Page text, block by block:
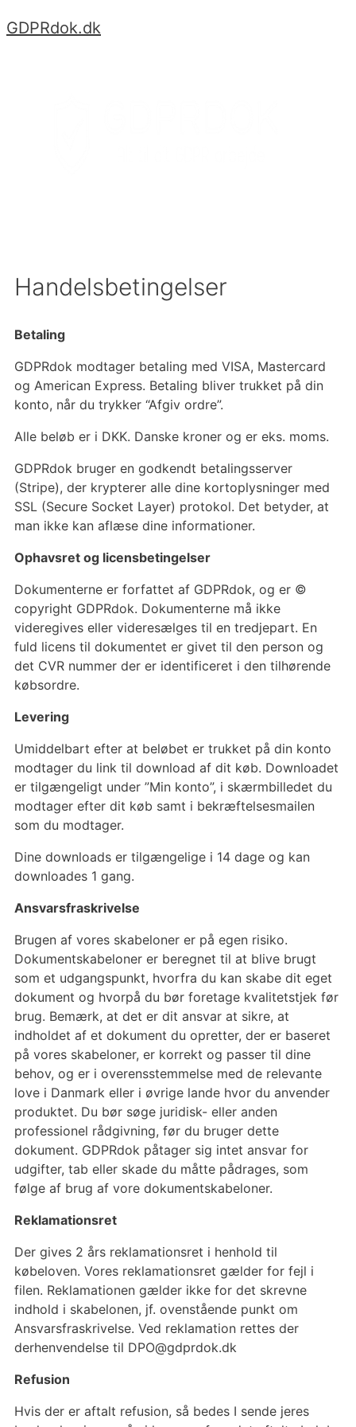
Hop
GDPRdok.dk
Handelsbetingelser
Betaling
GDPRdok modtager betaling med VISA, Mastercard
og American Express. Betaling bliver trukket på din
konto, når du trykker “Afgiv ordre”.
Alle beløb er i DKK. Danske kroner og er eks. moms.
GDPRdok bruger en godkendt betalingsserver
(Stripe), der krypterer alle dine kortoplysninger med
SSL (Secure Socket Layer) protokol. Det betyder, at
man ikke kan aflæse dine informationer.
Ophavsret og licensbetingelser
Dokumenterne er forfattet af GDPRdok, og er ©
copyright GDPRdok. Dokumenterne må ikke
videregives eller videresælges til en tredjepart. En
fuld licens til dokumentet er givet til den person og
det CVR nummer der er identificeret i den tilhørende
købsordre.
Levering
Umiddelbart efter at beløbet er trukket på din konto
modtager du link til download af dit køb. Downloadet
er tilgængeligt under ”Min konto”, i skærmbilledet du
modtager efter dit køb samt i bekræftelsesmailen
som du modtager.
Dine downloads er tilgængelige i 14 dage og kan
downloades 1 gang.
Ansvarsfraskrivelse
Brugen af vores skabeloner er på egen risiko.
Dokumentskabeloner er beregnet til at blive brugt
som et udgangspunkt, hvorfra du kan skabe dit eget
dokument og hvorpå du bør foretage kvalitetstjek før
brug. Bemærk, at det er dit ansvar at sikre, at
indholdet af et dokument du opretter, der er baseret
på vores skabeloner, er korrekt og passer til dine
behov, og er i overensstemmelse med de relevante
love i Danmark eller i øvrige lande hvor du anvender
produktet. Du bør søge juridisk- eller anden
professionel rådgivning, før du bruger dette
dokument. GDPRdok påtager sig intet ansvar for
udgifter, tab eller skade du måtte pådrages, som
følge af brug af vore dokumentskabeloner.
Reklamationsret
Der gives 2 års reklamationsret i henhold til
købeloven. Vores reklamationsret gælder for fejl i
filen. Reklamationen gælder ikke for det skrevne
indhold i skabelonen, jf. ovenstående punkt om
Ansvarsfraskrivelse. Ved reklamation rettes der
derhenvendelse til DPO@gdprdok.dk
Refusion
Hvis der er aftalt refusion, så bedes I sende jeres